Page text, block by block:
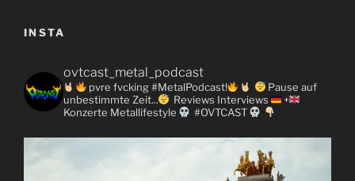
INSTA
ovtcast_metal_podcast
pvre fvcking #MetalPodcast!
Pause auf
unbestimmte Zeit...
Reviews Interviews
+
Konzerte Metallifestyle #OVTCAST